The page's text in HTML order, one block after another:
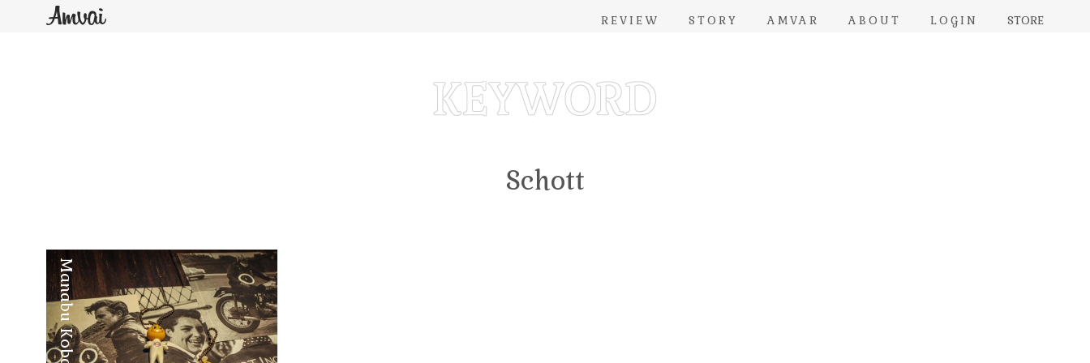
REVIEW STORY AMVAR ABOUT LOGIN STORE
Schott